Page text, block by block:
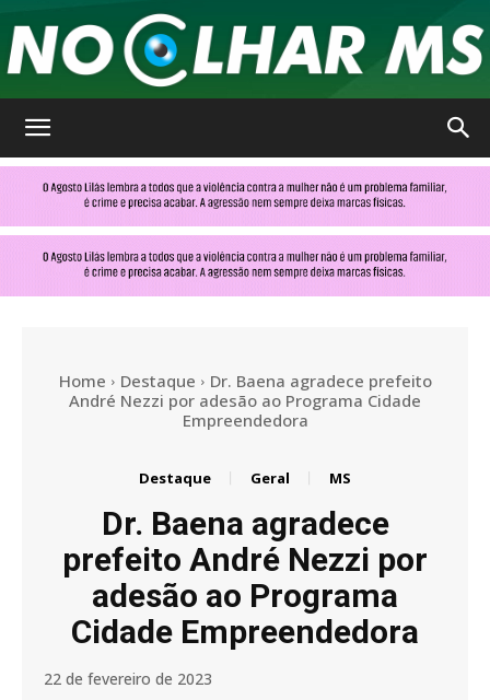
Home Destaque
Dr. Baena agradece prefeito
André Nezzi por adesão ao Programa Cidade
Empreendedora
Destaque Geral MS
Dr. Baena agradece
prefeito André Nezzi por
adesão ao Programa
Cidade Empreendedora
22 de fevereiro de 2023